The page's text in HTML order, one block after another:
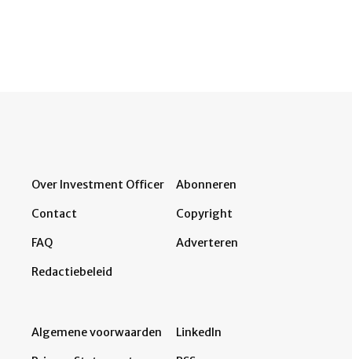
Over Investment Officer
Contact
FAQ
Redactiebeleid
Abonneren
Copyright
Adverteren
Algemene voorwaarden LinkedIn